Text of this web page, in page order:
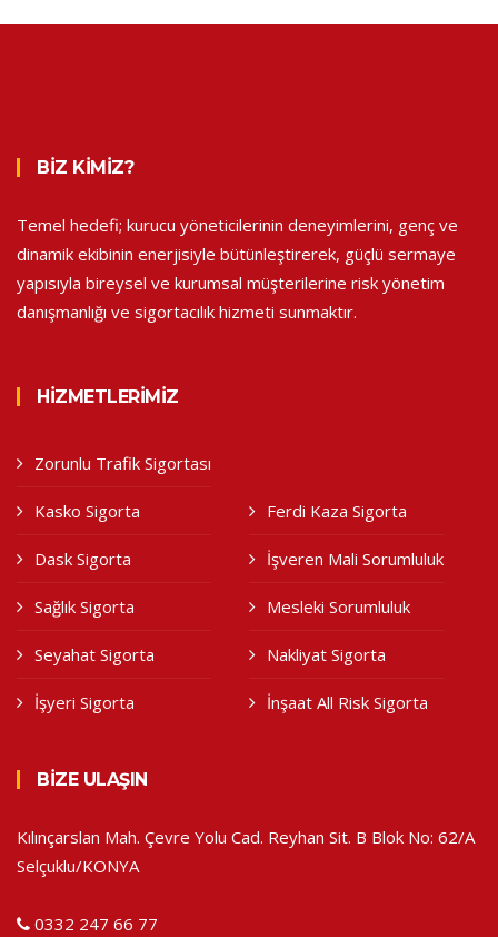
BIZ KIMIZ?
Temel hedefi; kurucu yöneticilerinin deneyimlerini, genç ve
dinamik ekibinin enerjisiyle bütünleştirerek, güçlü sermaye
yapısıyla bireysel ve kurumsal müşterilerine risk yönetim
danışmanlığı ve sigortacılık hizmeti sunmaktır.
HIZMETLERIMIZ
Zorunlu Trafik Sigortası
Kasko Sigorta
Dask Sigorta
Sağlık Sigorta
Seyahat Sigorta
İşyeri Sigorta
Ferdi Kaza Sigorta
İşveren Mali Sorumluluk
Mesleki Sorumluluk
Nakliyat Sigorta
İnşaat All Risk Sigorta
BIZE ULAŞIN
Kılınçarslan Mah. Çevre Yolu Cad. Reyhan Sit. B Blok No: 62/A
Selçuklu/KONYA
0332 247 66 77